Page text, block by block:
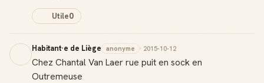
Utile0
Habitant·e de Liège anonyme · 2015-10-12
Chez Chantal Van Laer rue puit en sock en
Outremeuse